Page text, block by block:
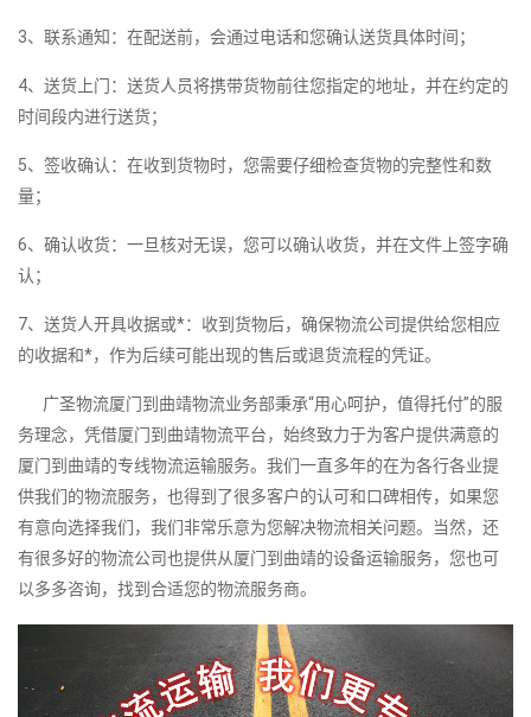
3、联系通知：在配送前，会通过电话和您确认送货具体时间；
4、送货上门：送货人员将携带货物前往您指定的地址，并在约定的
时间段内进行送货；
5、签收确认：在收到货物时，您需要仔细检查货物的完整性和数
量；
6、确认收货：一旦核对无误，您可以确认收货，并在文件上签字确
认；
7、送货人开具收据或*：收到货物后，确保物流公司提供给您相应
的收据和*，作为后续可能出现的售后或退货流程的凭证。
广圣物流厦门到曲靖物流业务部秉承“用心呵护，值得托付”的服
务理念，凭借厦门到曲靖物流平台，始终致力于为客户提供满意的
厦门到曲靖的专线物流运输服务。我们一直多年的在为各行各业提
供我们的物流服务，也得到了很多客户的认可和口碑相传，如果您
有意向选择我们，我们非常乐意为您解决物流相关问题。当然，还
有很多好的物流公司也提供从厦门到曲靖的设备运输服务，您也可
以多多咨询，找到合适您的物流服务商。